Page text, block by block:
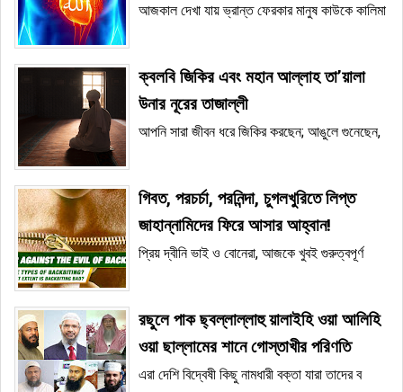
আজকাল দেখা যায় ভ্রান্ত ফেরকার মানুষ কাউকে কালিমা
ক্বলবি জিকির এবং মহান আল্লাহ তা’য়ালা
উনার নূরের তাজাল্লী
আপনি সারা জীবন ধরে জিকির করছেন; আঙুলে গুনেছেন,
গিবত, পরচর্চা, পরনিন্দা, চুগলখুরিতে লিপ্ত
জাহান্নামিদের ফিরে আসার আহ্বান!
প্রিয় দ্বীনি ভাই ও বোনেরা, আজকে খুবই গুরুত্বপূর্ণ
রছুলে পাক ছ্বল্লাল্লাহু য়ালাইহি ওয়া আলিহি
ওয়া ছাল্লামের শানে গোস্তাখীর পরিণতি
এরা দেশি বিদ্বেষী কিছু নামধারী বক্তা যারা তাদের ব